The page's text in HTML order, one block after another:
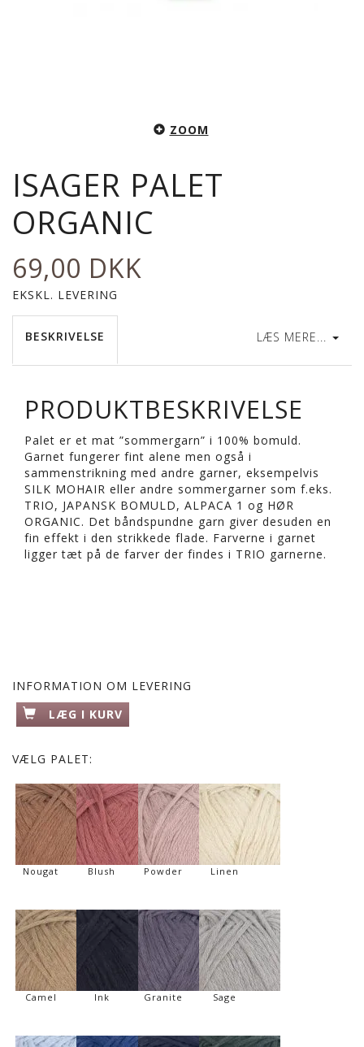
ZOOM
ISAGER PALET
ORGANIC
69,00 DKK
EKSKL. LEVERING
LÆS MERE...
BESKRIVELSE
PRODUKTBESKRIVELSE
Palet er et mat ”sommergarn” i 100% bomuld.
Garnet fungerer fint alene men også i
sammenstrikning med andre garner, eksempelvis
SILK MOHAIR eller andre sommergarner som f.eks.
TRIO, JAPANSK BOMULD, ALPACA 1 og HØR
ORGANIC. Det båndspundne garn giver desuden en
fin effekt i den strikkede flade. Farverne i garnet
ligger tæt på de farver der findes i TRIO garnerne.
INFORMATION OM LEVERING
LÆG I KURV
VÆLG PALET:
Nougat Blush Powder Linen
Camel Ink Granite Sage